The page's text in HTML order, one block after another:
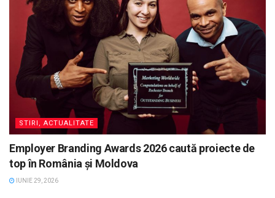
STIRI, ACTUALITATE
Employer Branding Awards 2026 caută proiecte de
top în România și Moldova
IUNIE 29, 2026